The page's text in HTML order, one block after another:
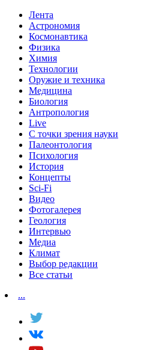
Лента
Астрономия
Космонавтика
Физика
Химия
Технологии
Оружие и техника
Медицина
Биология
Антропология
Live
С точки зрения науки
Палеонтология
Психология
История
Концепты
Sci-Fi
Видео
Фотогалерея
Геология
Интервью
Медиа
Климат
Выбор редакции
Все статьи
...